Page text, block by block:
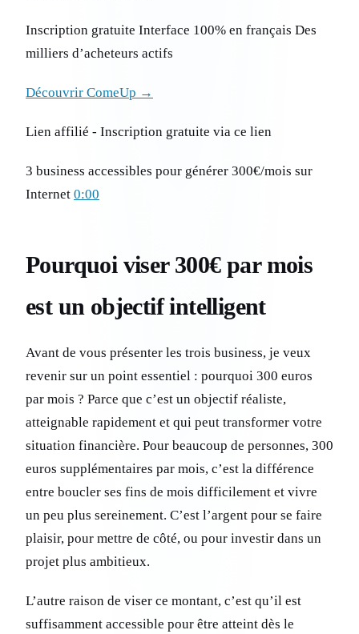
Inscription gratuite Interface 100% en français Des
milliers d’acheteurs actifs
Découvrir ComeUp →
Lien affilié - Inscription gratuite via ce lien
3 business accessibles pour générer 300€/mois sur
Internet 0:00
Pourquoi viser 300€ par mois
est un objectif intelligent
Avant de vous présenter les trois business, je veux
revenir sur un point essentiel : pourquoi 300 euros
par mois ? Parce que c’est un objectif réaliste,
atteignable rapidement et qui peut transformer votre
situation financière. Pour beaucoup de personnes, 300
euros supplémentaires par mois, c’est la différence
entre boucler ses fins de mois difficilement et vivre
un peu plus sereinement. C’est l’argent pour se faire
plaisir, pour mettre de côté, ou pour investir dans un
projet plus ambitieux.
L’autre raison de viser ce montant, c’est qu’il est
suffisamment accessible pour être atteint dès le